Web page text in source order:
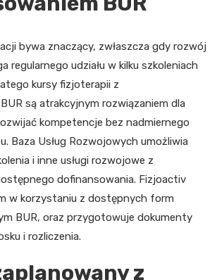
bywa znaczący, zwłaszcza gdy rozwój
regularnego udziału w kilku szkoleniach
kursy fizjoterapii z
są atrakcyjnym rozwiązaniem dla
kompetencje bez nadmiernego
Baza Usług Rozwojowych umożliwia
i inne usługi rozwojowe z
dofinansowania. Fizjoactiv
w korzystaniu z dostępnych form
BUR, oraz przygotowuje dokumenty
i rozliczenia.
z